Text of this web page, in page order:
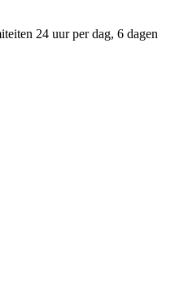
24 uur per dag, 6 dagen